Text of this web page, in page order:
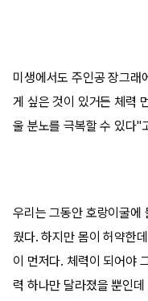
미생에서도 주인공 장그래
게 싶은 것이 있거든 체력
울 분노를 극복할 수 있다"
우리는 그동안 호랑이굴에
웠다. 하지만 몸이 허약한
이 먼저다. 체력이 되어야
력 하나만 달라졌을 뿐인